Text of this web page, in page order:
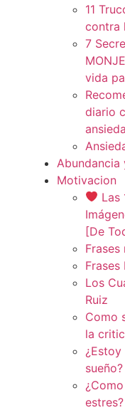
11
contra
7
vida
diario
Abundancia
Motivacion
Las
[De
Los
Ruiz
Como
la
sueño?
estres?